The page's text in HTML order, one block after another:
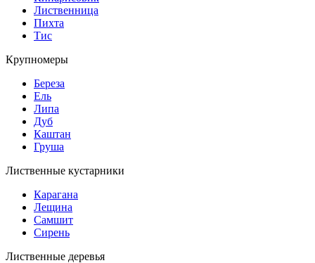
Лиственница
Пихта
Тис
Крупномеры
Береза
Ель
Липа
Дуб
Каштан
Груша
Лиственные кустарники
Карагана
Лещина
Самшит
Сирень
Лиственные деревья